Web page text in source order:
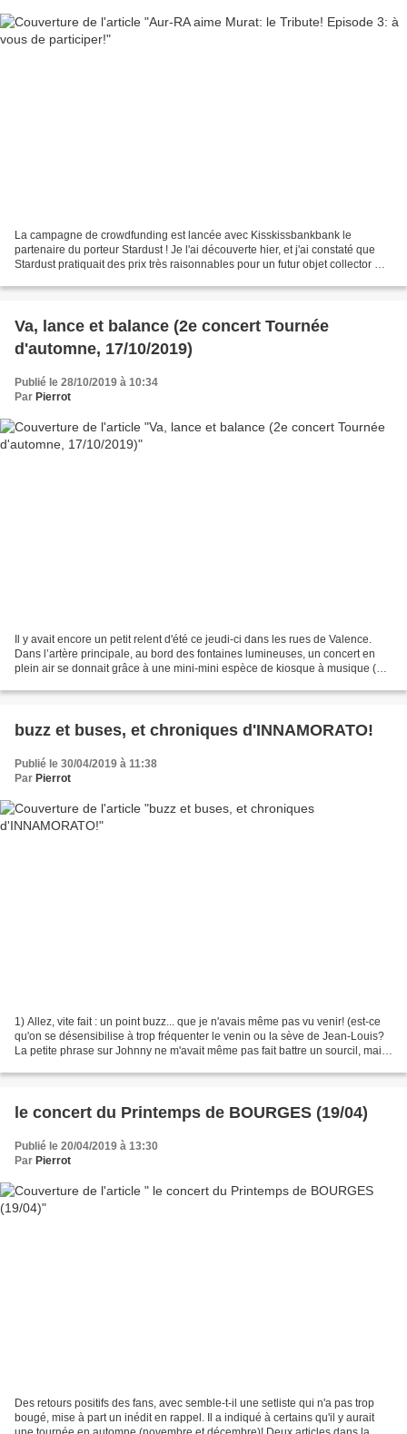
La campagne de crowdfunding est lancée avec Kisskissbankbank le
partenaire du porteur Stardust ! Je l'ai découverte hier, et j'ai constaté que
Stardust pratiquait des prix très raisonnables pour un futur objet collector CD
Va, lance et balance (2e concert Tournée
d'automne, 17/10/2019)
Publié le 28/10/2019 à 10:34
Par Pierrot
Il y avait encore un petit relent d'été ce jeudi-ci dans les rues de Valence.
Dans l’artère principale, au bord des fontaines lumineuses, un concert en
plein air se donnait grâce à une mini-mini espèce de kiosque à musique (un
buzz et buses, et chroniques d'INNAMORATO!
Publié le 30/04/2019 à 11:38
Par Pierrot
1) Allez, vite fait : un point buzz... que je n'avais même pas vu venir! (est-ce
qu'on se désensibilise à trop fréquenter le venin ou la sève de Jean-Louis?
La petite phrase sur Johnny ne m'avait même pas fait battre un sourcil, mais
le concert du Printemps de BOURGES (19/04)
Publié le 20/04/2019 à 13:30
Par Pierrot
Des retours positifs des fans, avec semble-t-il une setliste qui n'a pas trop
bougé, mise à part un inédit en rappel. Il a indiqué à certains qu'il y aurait